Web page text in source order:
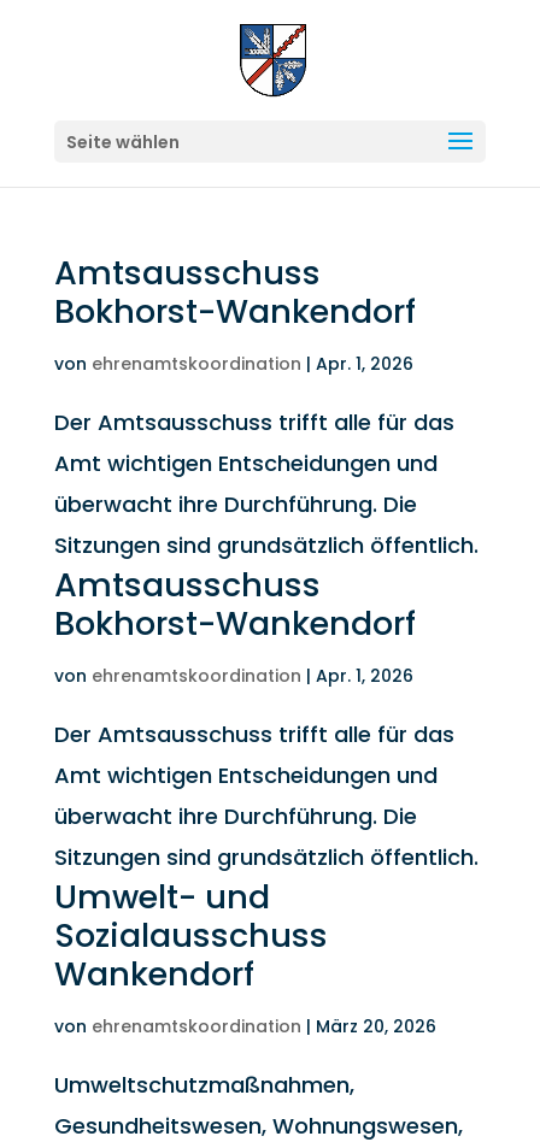
Seite wählen
Amtsausschuss
Bokhorst-Wankendorf
von ehrenamtskoordination | Apr. 1, 2026
Der Amtsausschuss trifft alle für das
Amt wichtigen Entscheidungen und
überwacht ihre Durchführung. Die
Sitzungen sind grundsätzlich öffentlich.
Amtsausschuss
Bokhorst-Wankendorf
von ehrenamtskoordination | Apr. 1, 2026
Der Amtsausschuss trifft alle für das
Amt wichtigen Entscheidungen und
überwacht ihre Durchführung. Die
Sitzungen sind grundsätzlich öffentlich.
Umwelt- und
Sozialausschuss
Wankendorf
von ehrenamtskoordination | März 20, 2026
Umweltschutzmaßnahmen,
Gesundheitswesen, Wohnungswesen,